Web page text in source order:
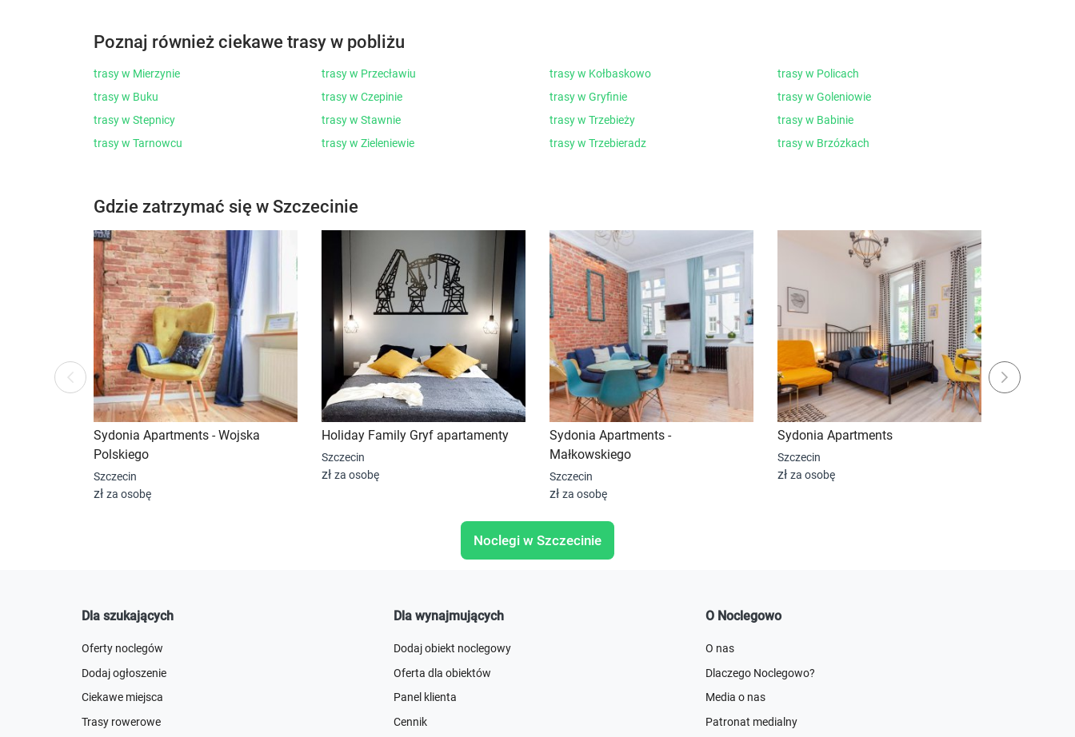
Poznaj również ciekawe trasy w pobliżu
trasy w Mierzynie trasy w Przecławiu trasy w Kołbaskowo
trasy w Policach
trasy w Buku
trasy w Czepinie trasy w Gryfinie
trasy w Goleniowie
trasy w Stepnicy
trasy w Stawnie trasy w Trzebieży
trasy w Babinie
trasy w Tarnowcu
trasy w Zieleniewie trasy w Trzebieradz trasy w Brzózkach
Gdzie zatrzymać się w Szczecinie
Previ
ous
Sydonia Apartments - Wojska
Polskiego
Szczecin
zł za osobę
Holiday Family Gryf apartamenty
Szczecin
zł za osobę
Sydonia Apartments -
Małkowskiego
Szczecin
zł za osobę
Sydonia Apartments
Szczecin
zł za osobę
Next
Noclegi w Szczecinie
Dla szukających
Oferty noclegów
Dodaj ogłoszenie
Ciekawe miejsca
Trasy rowerowe
Dla wynajmujących
Dodaj obiekt noclegowy
Oferta dla obiektów
Panel klienta
Cennik
O Noclegowo
O nas
Dlaczego Noclegowo?
Media o nas
Patronat medialny